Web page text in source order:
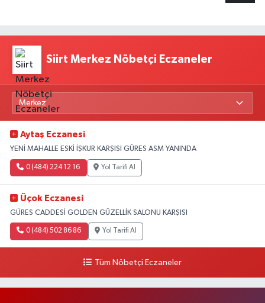
Siirt Merkez Nöbetçi Eczaneler
Aytaş Eczanesi
YENİ MAHALLE ESKİ İŞKUR KARŞISI GÜRES ASM YANINDA
0 (484) 224 12 16 Yol Tarifi Al
Üçok Eczanesi
GÜRES CADDESİ GOLDEN GÜZELLİK SALONU KARŞISI
0 (484) 502 86 86 Yol Tarifi Al
Tüm Nöbetçi Eczaneler